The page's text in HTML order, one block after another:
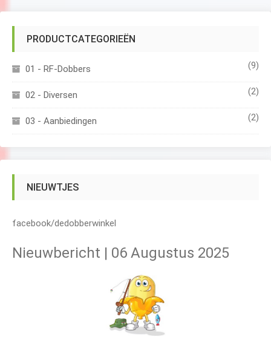
PRODUCTCATEGORIEËN
01 - RF-Dobbers (9)
02 - Diversen (2)
03 - Aanbiedingen (2)
NIEUWTJES
facebook/dedobberwinkel
Nieuwbericht | 06 Augustus 2025